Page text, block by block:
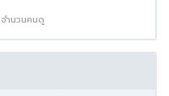
จำนวนคนดู